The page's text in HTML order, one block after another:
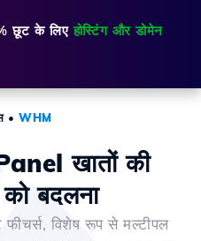
छूट के लिएहोस्टिंग और डोमेन
•WHM
खातों की
बदलना
विशेष रूप से मल्टीपल